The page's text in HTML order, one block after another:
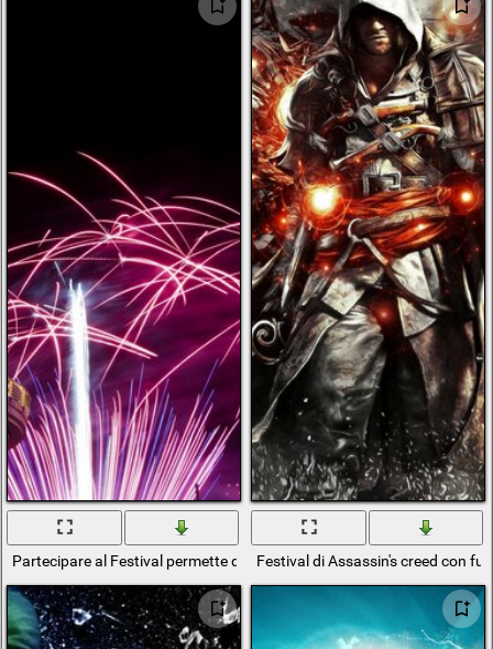
Partecipare al Festival permette di vedere i fuochi d'artificio
Festival di Assassin's creed con